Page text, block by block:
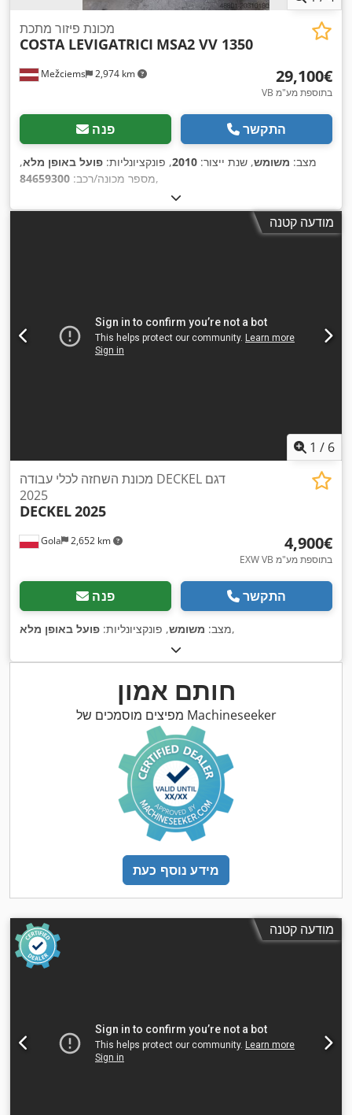
Mežciems 2,974 km
מכונת פיזור מתכת
COSTA LEVIGATRICI MSA2 VV 1350
‏29,100 ‏€
VB בתוספת מע"מ
פנה התקשר
מצב: משומש, שנת ייצור: 2010, פונקציונליות: פועל באופן מלא,
מספר מכונה/רכב: 84659300 ,
מודעה קטנה
1 / 6
Gola 2,652 km
מכונת השחזה לכלי עבודה DECKEL דגם
2025
DECKEL2025
‏4,900 ‏€
EXW VB בתוספת מע"מ
פנה התקשר
מצב: משומש, פונקציונליות: פועל באופן מלא ,
חותם אמון
מפיצים מוסמכים של Machineseeker
מידע נוסף כעת
מודעה קטנה